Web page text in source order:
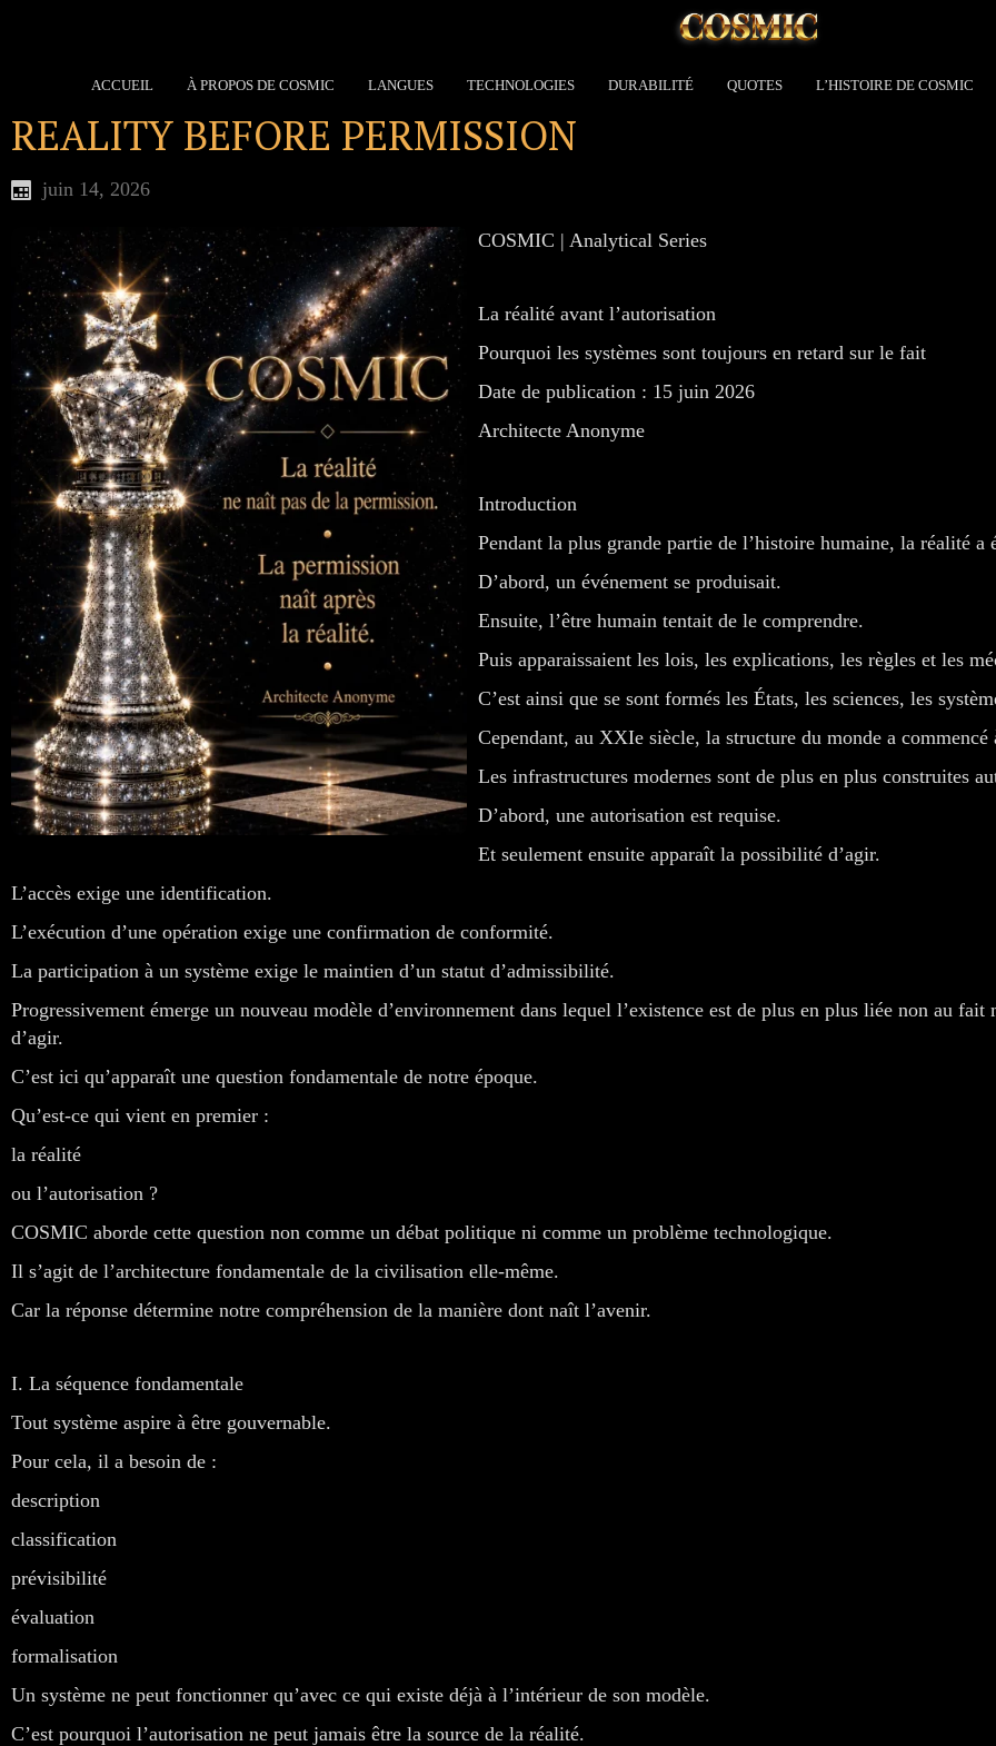
ACCUEIL À PROPOS DE COSMIC LANGUES TECHNOLOGIES DURABILITÉ QUOTES L’HISTOIRE DE COSMIC
REALITY BEFORE PERMISSION
juin 14, 2026
COSMIC | Analytical Series
La réalité avant l’autorisation
Pourquoi les systèmes sont toujours en retard sur le fait
Date de publication : 15 juin 2026
Architecte Anonyme
Introduction
Pendant la plus grande partie de l’histoire humaine, la réalité
D’abord, un événement se produisait.
Ensuite, l’être humain tentait de le comprendre.
Puis apparaissaient les lois, les explications, les règles et les
C’est ainsi que se sont formés les États, les sciences, les
Cependant, au XXIe siècle, la structure du monde a
Les infrastructures modernes sont de plus en plus construites
D’abord, une autorisation est requise.
Et seulement ensuite apparaît la possibilité d’agir.
L’accès exige une identification.
L’exécution d’une opération exige une confirmation de conformité.
La participation à un système exige le maintien d’un statut d’admissibilité.
Progressivement émerge un nouveau modèle d’environnement dans lequel l’existence est de plus en plus liée non au
d’agir.
C’est ici qu’apparaît une question fondamentale de notre époque.
Qu’est-ce qui vient en premier :
la réalité
ou l’autorisation ?
COSMIC aborde cette question non comme un débat politique ni comme un problème technologique.
Il s’agit de l’architecture fondamentale de la civilisation elle-même.
Car la réponse détermine notre compréhension de la manière dont naît l’avenir.
I. La séquence fondamentale
Tout système aspire à être gouvernable.
Pour cela, il a besoin de :
description
classification
prévisibilité
évaluation
formalisation
Un système ne peut fonctionner qu’avec ce qui existe déjà à l’intérieur de son modèle.
C’est pourquoi l’autorisation ne peut jamais être la source de la réalité.